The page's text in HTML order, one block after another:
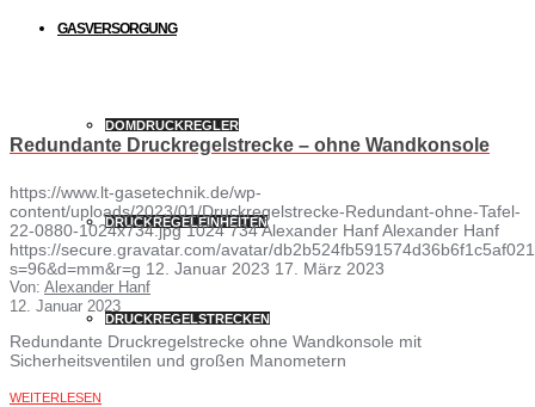
GASVERSORGUNG
DOMDRUCKREGLER
DRUCKREGELEINHEITEN
DRUCKREGELSTRECKEN
Redundante Druckregelstrecke – ohne Wandkonsole
https://www.lt-gasetechnik.de/wp-
content/uploads/2023/01/Druckregelstrecke-Redundant-ohne-Tafel-
22-0880-1024x734.jpg 1024 734Alexander HanfAlexander Hanf
https://secure.gravatar.com/avatar/
s=96&d=mm&r=g 12. Januar 2023 17. März 2023
Von: Alexander Hanf
12. Januar 2023
Redundante Druckregelstrecke ohne Wandkonsole mit
Sicherheitsventilen und großen Manometern
WEITERLESEN